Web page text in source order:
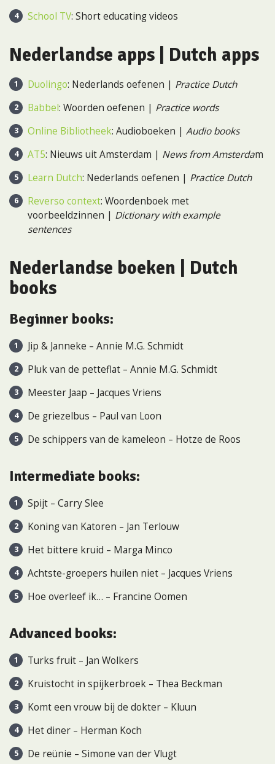
School TV: Short educating videos
Nederlandse apps | Dutch apps
Duolingo: Nederlands oefenen | Practice Dutch
Babbel: Woorden oefenen | Practice words
Online Bibliotheek: Audioboeken | Audio books
AT5: Nieuws uit Amsterdam | News from Amsterdam
Learn Dutch: Nederlands oefenen | Practice Dutch
Reverso context: Woordenboek met
voorbeeldzinnen | Dictionary with example
sentences
Nederlandse boeken | Dutch
books
Beginner books:
Jip & Janneke – Annie M.G. Schmidt
Pluk van de petteflat – Annie M.G. Schmidt
Meester Jaap – Jacques Vriens
De griezelbus – Paul van Loon
De schippers van de kameleon – Hotze de Roos
Intermediate books:
Spijt – Carry Slee
Koning van Katoren – Jan Terlouw
Het bittere kruid – Marga Minco
Achtste-groepers huilen niet – Jacques Vriens
Hoe overleef ik… – Francine Oomen
Advanced books:
Turks fruit – Jan Wolkers
Kruistocht in spijkerbroek – Thea Beckman
Komt een vrouw bij de dokter – Kluun
Het diner – Herman Koch
De reünie – Simone van der Vlugt